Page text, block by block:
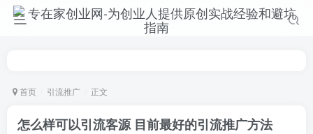
首页 引流推广 正文
怎么样可以引流客源 目前最好的引流推广方法